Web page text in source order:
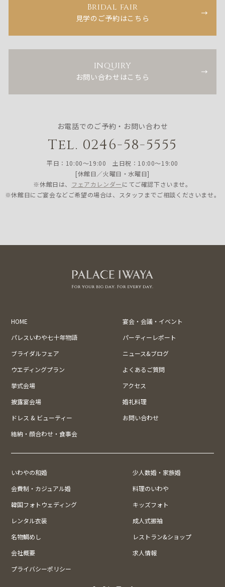
Bridal fair
見学のご予約はこちら
INQUIRY
お問い合わせはこちら
お電話でのご予約・お問い合わせ
Tel. 0246-58-5555
平日：10:00〜19:00 土日祝：10:00〜19:00
[休館日／火曜日・水曜日]
※休館日は、 フェアカレンダーにてご確認下さいませ。
※休館日にご宴会などご希望の場合は、スタッフまでご相談くださいませ。
HOME
宴会・会議・イベント
パレスいわや七十年物語
パーティーレポート
ブライダルフェア
ニュース&ブログ
ウエディングプラン
よくあるご質問
挙式会場
アクセス
披露宴会場
婚礼料理
ドレス & ビューティー
お問い合わせ
結納・顔合わせ・食事会
いわやの和婚
少人数婚・家族婚
会費制・カジュアル婚
料理のいわや
韓国フォトウェディング
キッズフォト
レンタル衣装
成人式振袖
名物鯛めし
レストラン&ショップ
会社概要
求人情報
プライバシーポリシー